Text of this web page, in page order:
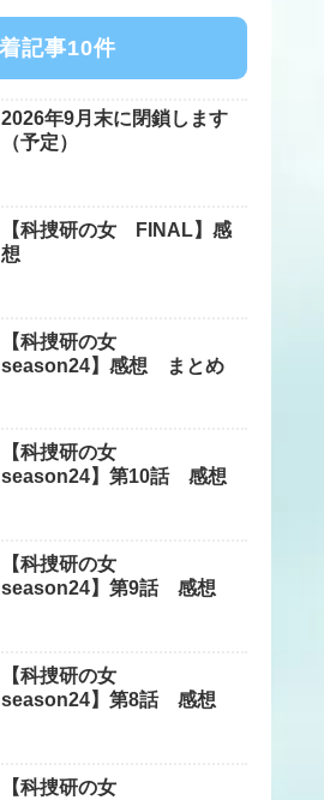
記事10件
2026年9月末に閉鎖します
（予定）
【科捜研の女 FINAL】感
想
【科捜研の女
season24】感想 まとめ
【科捜研の女
season24】第10話 感想
【科捜研の女
season24】第9話 感想
【科捜研の女
season24】第8話 感想
【科捜研の女